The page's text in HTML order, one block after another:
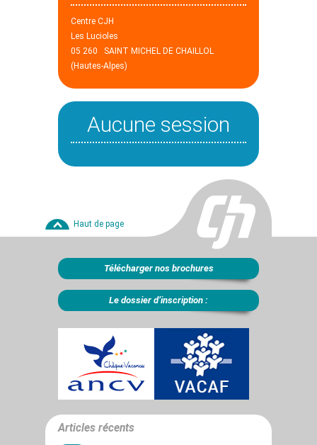
Centre CJH
Les Lucioles
05 260 SAINT MICHEL DE CHAILLOL
(Hautes-Alpes)
Aucune session
Haut de page
Télécharger nos brochures
Le dossier d’inscription :
Articles récents